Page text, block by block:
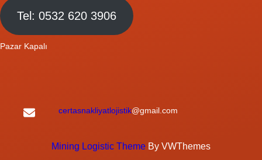
Tel: 0532 620 3906
Pazar Kapalı
certasnakliyatlojistik@gmail.com
Mining Logistic Theme By VWThemes